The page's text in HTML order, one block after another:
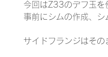
今回はZ33のデフ玉を
事前にシムの作成、
サイドフランジはそ